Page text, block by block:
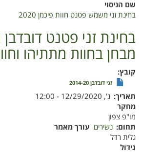
פיכמן
2020
שם הניסוי
בחינת זני משמש פטנט חוות פיכמן 2020
בחינת זני פטנט
מבחן בחוות מתתיהו
קובץ
זני דובדבן 2014-20
תאריך ג', 12/29/2020 - 12:00
מחקר
מו"פ צפון
תחום נשירים עורך מאמר
גלית רדל
גידול